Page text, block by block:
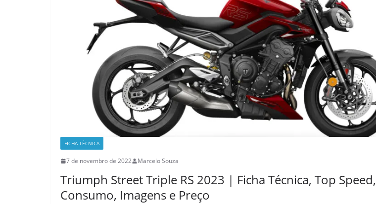
FICHA TÉCNICA
7 de novembro de 2022 Marcelo Souza
Triumph Street Triple RS 2023 | Ficha Técnica, Top Speed,
Consumo, Imagens e Preço